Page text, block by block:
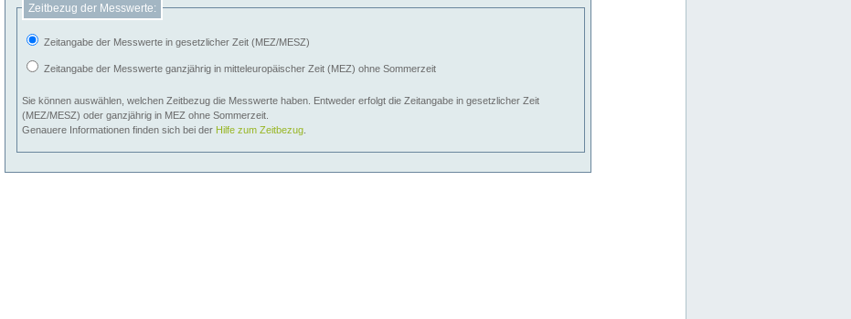
Zeitbezug der Messwerte:
Zeitangabe der Messwerte in gesetzlicher Zeit (MEZ/MESZ)
Zeitangabe der Messwerte ganzjährig in mitteleuropäischer Zeit (MEZ) ohne Sommerzeit
Sie können auswählen, welchen Zeitbezug die Messwerte haben. Entweder erfolgt die Zeitangabe in gesetzlicher Zeit
(MEZ/MESZ) oder ganzjährig in MEZ ohne Sommerzeit.
Genauere Informationen finden sich bei der Hilfe zum Zeitbezug